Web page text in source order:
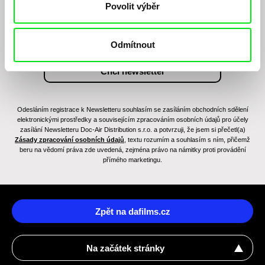
Povolit výběr
Odmítnout
Odesláním registrace k Newsletteru souhlasím se zasíláním obchodních sdělení
elektronickými prostředky a souvisejícím zpracováním osobních údajů pro účely
zasílání Newsletteru Doc-Air Distribution s.r.o. a potvrzuji, že jsem si přečetl(a)
Zásady zpracování osobních údajů , textu rozumím a souhlasím s ním, přičemž
beru na vědomí práva zde uvedená, zejména právo na námitky proti provádění
přímého marketingu.
Zpět na dafilms.cz
Na začátek stránky